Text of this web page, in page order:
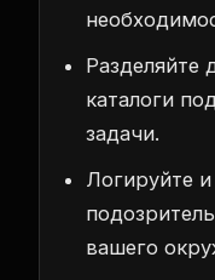
Разделяйте
каталоги
задачи.
Логируйте
вашего